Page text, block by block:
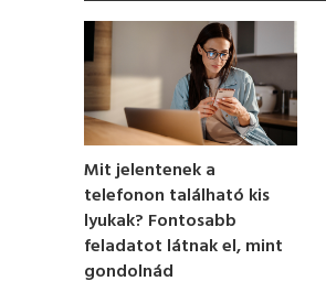
n
s
o
f
1
m
i
t
2
Mit jelentenek a
telefonon található kis
lyukak? Fontosabb
feladatot látnak el, mint
gondolnád